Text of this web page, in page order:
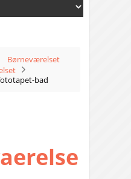
Børneværelset
bad